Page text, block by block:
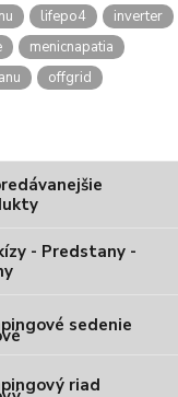
lifepo4
inverter
menicnapatia
offgrid
- Predstany -
sedenie
riad